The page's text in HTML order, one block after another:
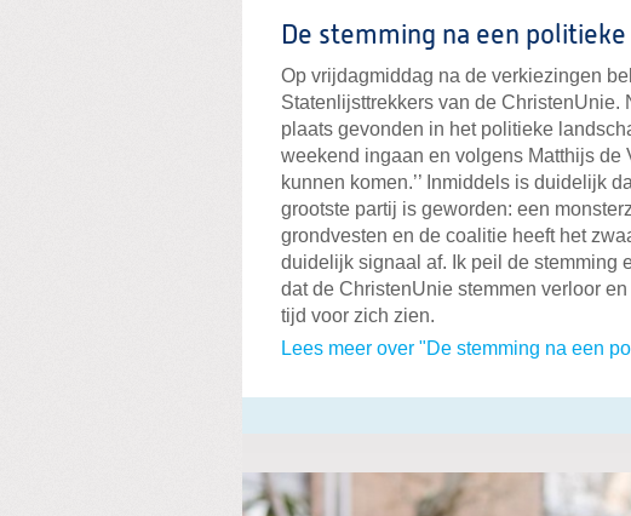
De stemming na een
Op vrijdagmiddag na de verkiezingen
Statenlijsttrekkers van de ChristenUnie.
plaats gevonden in het politieke
weekend ingaan en volgens Matthijs de
kunnen komen.’’ Inmiddels is duidelijk
grootste partij is geworden: een
grondvesten en de coalitie heeft het
duidelijk signaal af. Ik peil de stemming
dat de ChristenUnie stemmen verloor
tijd voor zich zien.
Lees meer over "De stemming na een